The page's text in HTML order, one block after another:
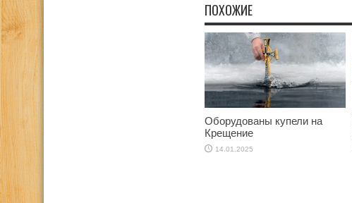
ПОХОЖИЕ
Оборудованы купели на
Крещение
14.01.2025